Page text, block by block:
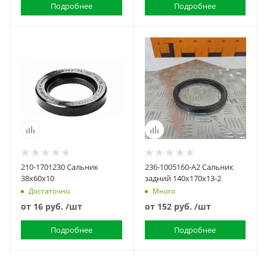
Подробнее Подробнее
210-1701230 Сальник
38х60х10
Достаточно
от 16 руб. /шт
Подробнее
236-1005160-А2 Сальник
задний 140х170х13-2
Много
от 152 руб. /шт
Подробнее